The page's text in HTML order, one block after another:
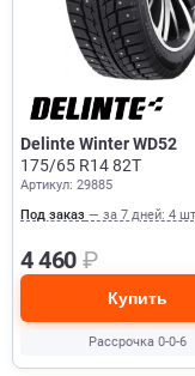
Delinte Winter WD52
175/65 R14 82T
Артикул: 29885
Под заказ — за 7 дней: 4
4 460 ₽
Купить
Рассрочка 0-0-6